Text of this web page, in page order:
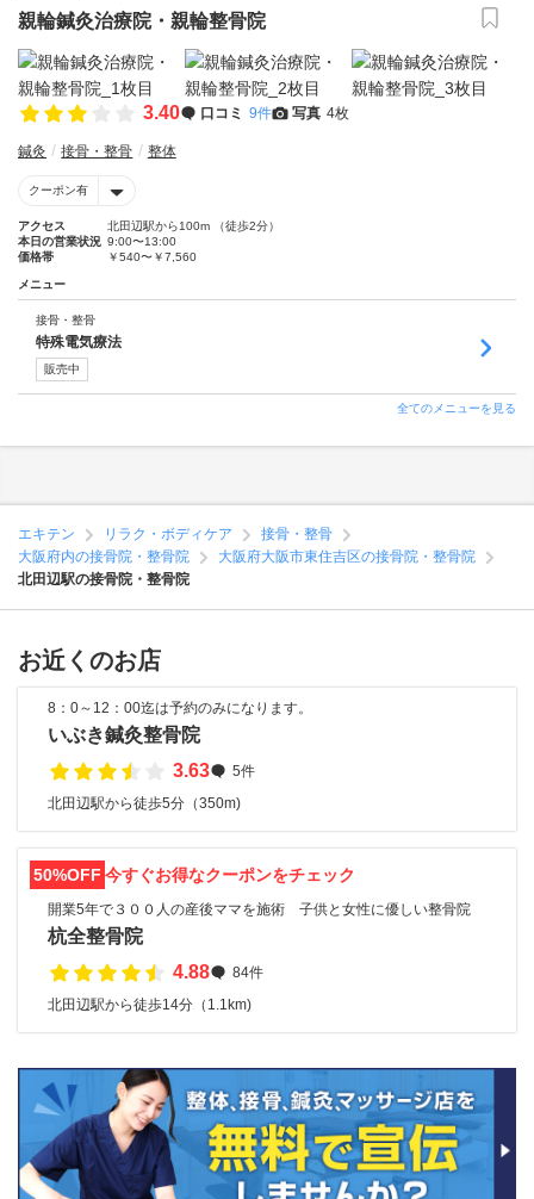
親輪鍼灸治療院・親輪整骨院
3.40 口コミ 9件 写真 4枚
鍼灸 接骨・整骨 整体
クーポン有
アクセス
北田辺駅から100m （徒歩2分）
本日の営業状況 9:00〜13:00
価格帯
￥540〜￥7,560
メニュー
接骨・整骨
特殊電気療法
販売中
全てのメニューを見る
エキテン リラク・ボディケア
接骨・整骨
大阪府内の接骨院・整骨院
大阪府大阪市東住吉区の接骨院・整骨院
北田辺駅の接骨院・整骨院
お近くのお店
8：0～12：00迄は予約のみになります。
いぶき鍼灸整骨院
3.63
5件
北田辺駅から徒歩5分（350m)
50%OFF 今すぐお得なクーポンをチェック
開業5年で３００人の産後ママを施術 子供と女性に優しい整骨院
杭全整骨院
4.88
84件
北田辺駅から徒歩14分（1.1km)